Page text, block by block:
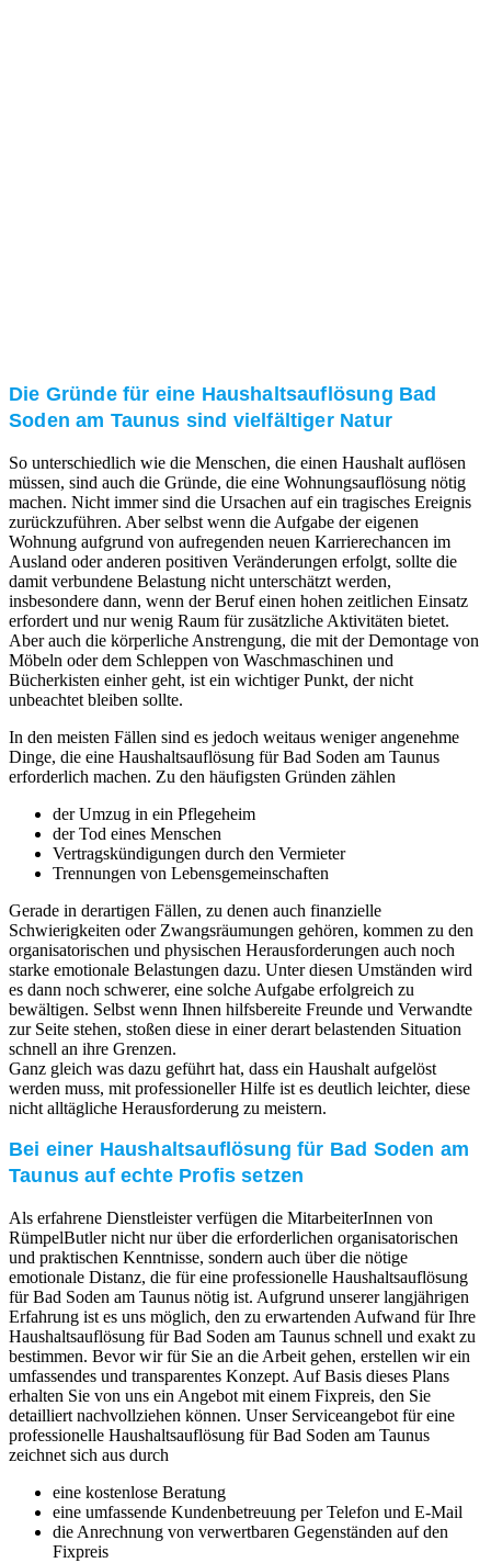
Die Gründe für eine Haushaltsauflösung Bad
Soden am Taunus sind vielfältiger Natur
So unterschiedlich wie die Menschen, die einen Haushalt auflösen
müssen, sind auch die Gründe, die eine Wohnungsauflösung nötig
machen. Nicht immer sind die Ursachen auf ein tragisches Ereignis
zurückzuführen. Aber selbst wenn die Aufgabe der eigenen
Wohnung aufgrund von aufregenden neuen Karrierechancen im
Ausland oder anderen positiven Veränderungen erfolgt, sollte die
damit verbundene Belastung nicht unterschätzt werden,
insbesondere dann, wenn der Beruf einen hohen zeitlichen Einsatz
erfordert und nur wenig Raum für zusätzliche Aktivitäten bietet.
Aber auch die körperliche Anstrengung, die mit der Demontage von
Möbeln oder dem Schleppen von Waschmaschinen und
Bücherkisten einher geht, ist ein wichtiger Punkt, der nicht
unbeachtet bleiben sollte.
In den meisten Fällen sind es jedoch weitaus weniger angenehme
Dinge, die eine Haushaltsauflösung für Bad Soden am Taunus
erforderlich machen. Zu den häufigsten Gründen zählen
der Umzug in ein Pflegeheim
der Tod eines Menschen
Vertragskündigungen durch den Vermieter
Trennungen von Lebensgemeinschaften
Gerade in derartigen Fällen, zu denen auch finanzielle
Schwierigkeiten oder Zwangsräumungen gehören, kommen zu den
organisatorischen und physischen Herausforderungen auch noch
starke emotionale Belastungen dazu. Unter diesen Umständen wird
es dann noch schwerer, eine solche Aufgabe erfolgreich zu
bewältigen. Selbst wenn Ihnen hilfsbereite Freunde und Verwandte
zur Seite stehen, stoßen diese in einer derart belastenden Situation
schnell an ihre Grenzen.
Ganz gleich was dazu geführt hat, dass ein Haushalt aufgelöst
werden muss, mit professioneller Hilfe ist es deutlich leichter, diese
nicht alltägliche Herausforderung zu meistern.
Bei einer Haushaltsauflösung für Bad Soden am
Taunus auf echte Profis setzen
Als erfahrene Dienstleister verfügen die MitarbeiterInnen von
RümpelButler nicht nur über die erforderlichen organisatorischen
und praktischen Kenntnisse, sondern auch über die nötige
emotionale Distanz, die für eine professionelle Haushaltsauflösung
für Bad Soden am Taunus nötig ist. Aufgrund unserer langjährigen
Erfahrung ist es uns möglich, den zu erwartenden Aufwand für Ihre
Haushaltsauflösung für Bad Soden am Taunus schnell und exakt zu
bestimmen. Bevor wir für Sie an die Arbeit gehen, erstellen wir ein
umfassendes und transparentes Konzept. Auf Basis dieses Plans
erhalten Sie von uns ein Angebot mit einem Fixpreis, den Sie
detailliert nachvollziehen können. Unser Serviceangebot für eine
professionelle Haushaltsauflösung für Bad Soden am Taunus
zeichnet sich aus durch
eine kostenlose Beratung
eine umfassende Kundenbetreuung per Telefon und E-Mail
die Anrechnung von verwertbaren Gegenständen auf den
Fixpreis